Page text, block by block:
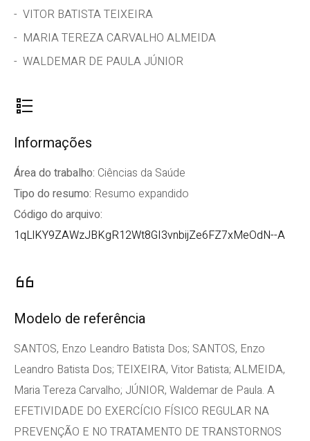
VITOR BATISTA TEIXEIRA
MARIA TEREZA CARVALHO ALMEIDA
WALDEMAR DE PAULA JÚNIOR
Informações
Área do trabalho: Ciências da Saúde
Tipo do resumo: Resumo expandido
Código do arquivo:
1qLlKY9ZAWzJBKgR12Wt8GI3vnbijZe6FZ7xMeOdN--A
Modelo de referência
SANTOS, Enzo Leandro Batista Dos; SANTOS, Enzo
Leandro Batista Dos; TEIXEIRA, Vitor Batista; ALMEIDA,
Maria Tereza Carvalho; JÚNIOR, Waldemar de Paula. A
EFETIVIDADE DO EXERCÍCIO FÍSICO REGULAR NA
PREVENÇÃO E NO TRATAMENTO DE TRANSTORNOS